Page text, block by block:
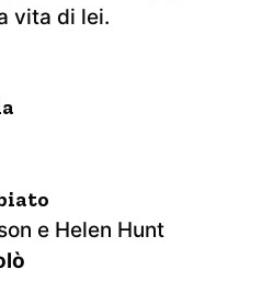
vita di lei.
e Helen Hunt